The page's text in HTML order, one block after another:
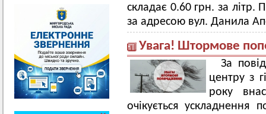
складає 0.60 грн. за
за адресою вул. Данила
Увага! Штормове
За
центру з
року
очікується ускладнення